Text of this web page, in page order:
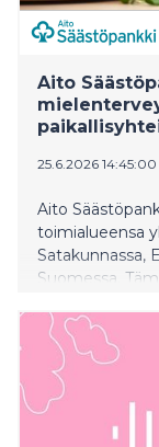
Aito
25.6.2026 14:45:00
Aito
toimialueensa
Satakunnassa,
Suomessa.
lasten ja
tukiin
saajilleen